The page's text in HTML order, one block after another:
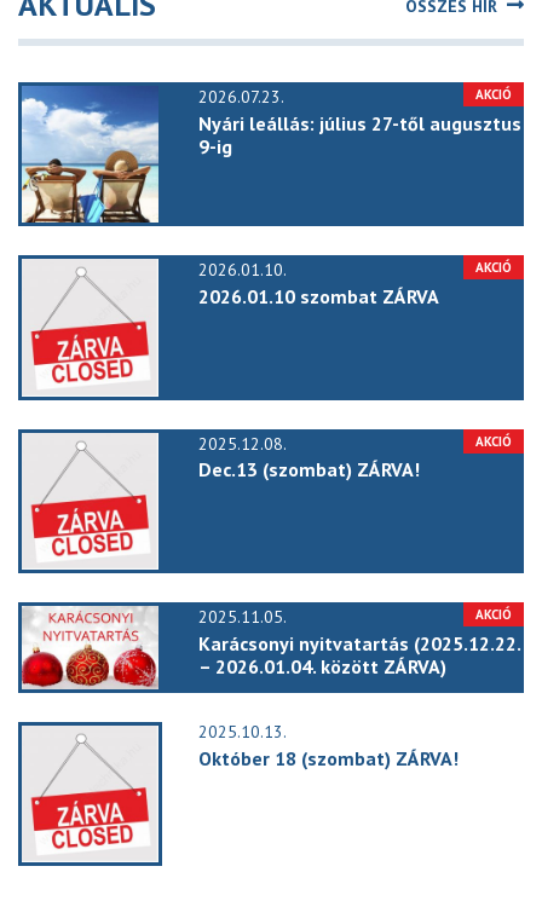
ÖSSZES HÍR
2026.07.23.
Nyári leállás: július 27-től augusztus
9-ig
2026.01.10.
2026.01.10 szombat ZÁRVA
2025.12.08.
Dec.13 (szombat) ZÁRVA!
2025.11.05.
Karácsonyi nyitvatartás (2025.12.22.
– 2026.01.04. között ZÁRVA)
2025.10.13.
Október 18 (szombat) ZÁRVA!